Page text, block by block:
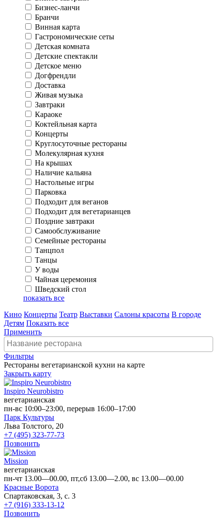
Бизнес-ланчи
Бранчи
Винная карта
Гастрономические сеты
Детская комната
Детские спектакли
Детское меню
Догфрендли
Доставка
Живая музыка
Завтраки
Караоке
Коктейльная карта
Концерты
Круглосуточные рестораны
Молекулярная кухня
На крышах
Наличие кальяна
Настольные игры
Парковка
Подходит для веганов
Подходит для вегетарианцев
Поздние завтраки
Самообслуживание
Семейные рестораны
Танцпол
Танцы
У воды
Чайная церемония
Шведский стол
показать все
Кино Концерты Театр Выставки Салоны красоты В городе
Детям Показать все
Применить
Фильтры
Рестораны вегетарианской кухни на карте
Закрыть карту
Inspiro Neurobistro
вегетарианская
пн-вс 10:00–23:00, перерыв 16:00–17:00
Парк Культуры
Льва Толстого, 20
+7 (495) 323-77-73
Позвонить
Mission
вегетарианская
пн-чт 13.00—00.00, пт,сб 13.00—2.00, вс 13.00—00.00
Красные Ворота
Спартаковская, 3, с. 3
+7 (916) 333-13-12
Позвонить